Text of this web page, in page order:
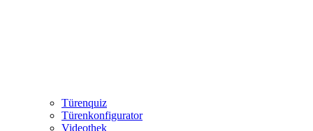
Türenquiz
Türenkonfigurator
Videothek